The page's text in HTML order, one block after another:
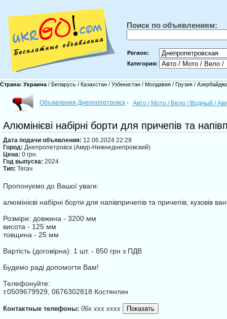
Поиск по объявлениям:
Регион:
Категория:
Страна: Украина / Беларусь / Казахстан / Узбекистан / Молдавия / Грузия /
Объявления Днепропетровск - Авто / Мото / Вело / Водный /
Алюмінієві набірні борти для причепів та
Дата подачи объявления: 12.06.2024 22:29
Город: Днепропетровск (Амур-Нижнеднепровский)
Цена: 0 грн.
Год выпуска: 2024
Тип: Тягач
Пропонуємо до Вашої уваги:
алюмінієві набірні борти для напівпричепів та причепів, кузовів
Розміри: довжина - 3200 мм
висота - 125 мм
товщина - 25 мм
Вартість (договірна): 1 шт. - 850 грн з ПДВ
Будемо раді допомогти Вам!
Телефонуйте:
т.0509679929, 0676302818 Костянтин
Контактные телефоны: 06x xxx xxxx